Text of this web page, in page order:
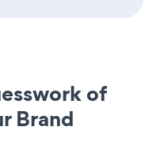
of
Brand